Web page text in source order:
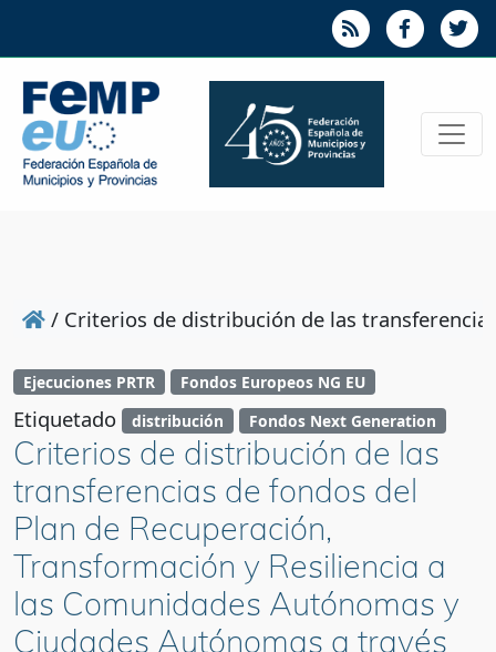
/ Criterios de distribución de las
Ejecuciones PRTR Fondos Europeos NG EU
Etiquetado distribución Fondos Next Generation
Criterios de distribución de las
transferencias de fondos del
Plan de Recuperación,
Transformación y Resiliencia a
las Comunidades Autónomas y
Ciudades Autónomas a través